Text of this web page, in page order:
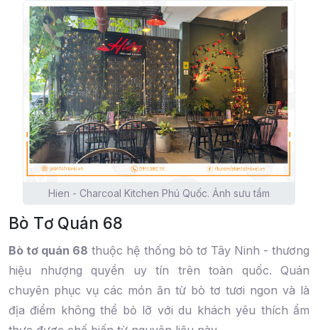
Hien - Charcoal Kitchen Phú Quốc. Ảnh sưu tầm
Bò Tơ Quán 68
Bò tơ quán 68 thuộc hệ thống bò tơ Tây Ninh - thương
hiệu nhượng quyền uy tín trên toàn quốc. Quán
chuyên phục vụ các món ăn từ bò tơ tươi ngon và là
địa điểm không thể bỏ lỡ với du khách yêu thích ẩm